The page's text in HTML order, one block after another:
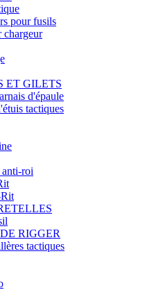
pour fusils
chargeur
ET GILETS
d'épaule
tactiques
roi
RIGGER
tactiques